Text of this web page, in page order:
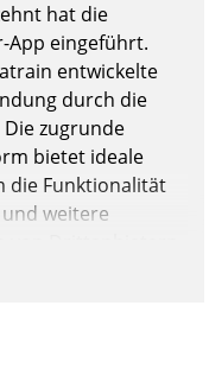
hat die
App eingeführt.
entwickelte
durch die
zugrunde
bietet ideale
die Funktionalität
weitere